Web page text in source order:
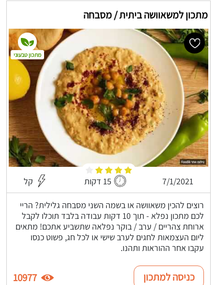
מתכון למשאוושה ביתית / מסבחה
7/1/2021 15 דקות קל
רוצים להכין משאוושה או בשמה השני מסבחה גלילית? הריי
לכם מתכון נפלא - תוך 10 דקות עבודה בלבד תוכלו לקבל
ארוחת צהריים / ערב / בוקר נפלאה שתשביע אתכם! מתאים
ליום העצמאות לחגים לערב שישי או לכל חג, פשוט כנסו
עקבו אחר ההוראות ותהנו.
מתכון טבעוני
כניסה למתכון 10977